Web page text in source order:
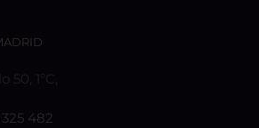
50, 1ºC,
482